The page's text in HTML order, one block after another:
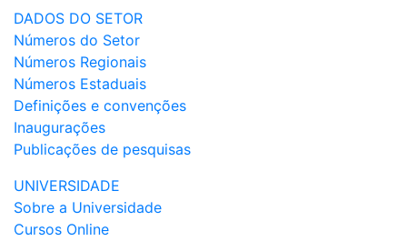
DADOS DO SETOR
Números do Setor
Números Regionais
Números Estaduais
Definições e convenções
Inaugurações
Publicações de pesquisas
UNIVERSIDADE
Sobre a Universidade
Cursos Online